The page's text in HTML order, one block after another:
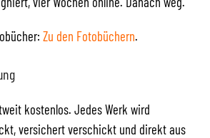
Zu den Fotobüchern.
kostenlos. Jedes Werk wird
versichert verschickt und direkt aus